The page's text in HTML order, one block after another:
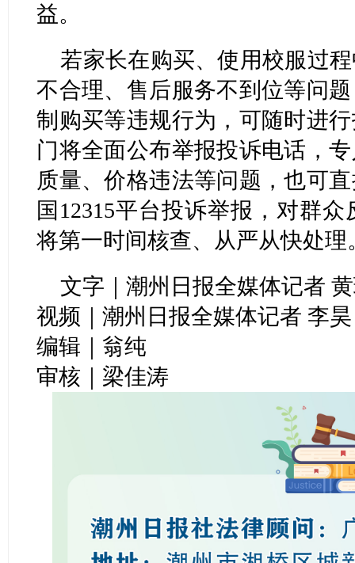
益。
若家长在购买、使用校服过
不合理、售后服务不到位等问
制购买等违规行为，可随时进
门将全面公布举报投诉电话，
质量、价格违法等问题，也可
国12315平台投诉举报，对群
将第一时间核查、从严从快处理
文字｜潮州日报全媒体记者
视频｜潮州日报全媒体记者 李昊
编辑｜翁纯
审核｜梁佳涛